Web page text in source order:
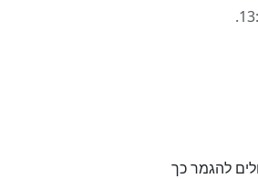
עם גיר אוטומטי עלולים להגמר כך